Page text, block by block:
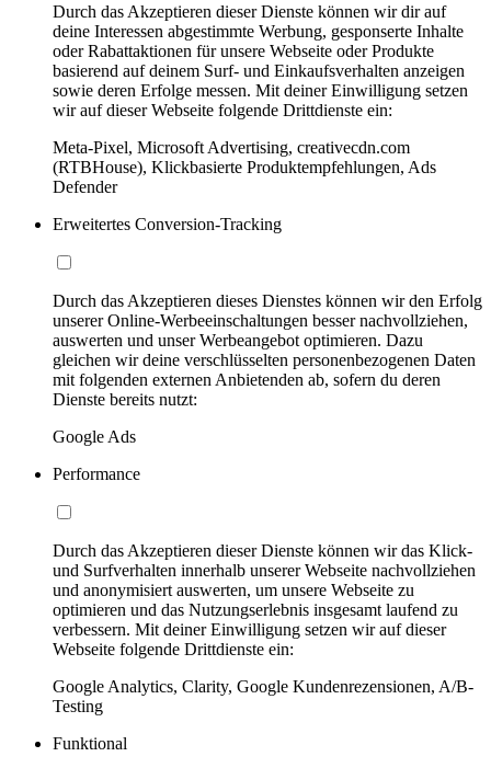
Durch das Akzeptieren dieser Dienste können wir dir auf
deine Interessen abgestimmte Werbung, gesponserte Inhalte
oder Rabattaktionen für unsere Webseite oder Produkte
basierend auf deinem Surf- und Einkaufsverhalten anzeigen
sowie deren Erfolge messen. Mit deiner Einwilligung setzen
wir auf dieser Webseite folgende Drittdienste ein:
Meta-Pixel, Microsoft Advertising, creativecdn.com
(RTBHouse), Klickbasierte Produktempfehlungen, Ads
Defender
Erweitertes Conversion-Tracking
Durch das Akzeptieren dieses Dienstes können wir den Erfolg
unserer Online-Werbeeinschaltungen besser nachvollziehen,
auswerten und unser Werbeangebot optimieren. Dazu
gleichen wir deine verschlüsselten personenbezogenen Daten
mit folgenden externen Anbietenden ab, sofern du deren
Dienste bereits nutzt:
Google Ads
Performance
Durch das Akzeptieren dieser Dienste können wir das Klick-
und Surfverhalten innerhalb unserer Webseite nachvollziehen
und anonymisiert auswerten, um unsere Webseite zu
optimieren und das Nutzungserlebnis insgesamt laufend zu
verbessern. Mit deiner Einwilligung setzen wir auf dieser
Webseite folgende Drittdienste ein:
Google Analytics, Clarity, Google Kundenrezensionen, A/B-
Testing
Funktional